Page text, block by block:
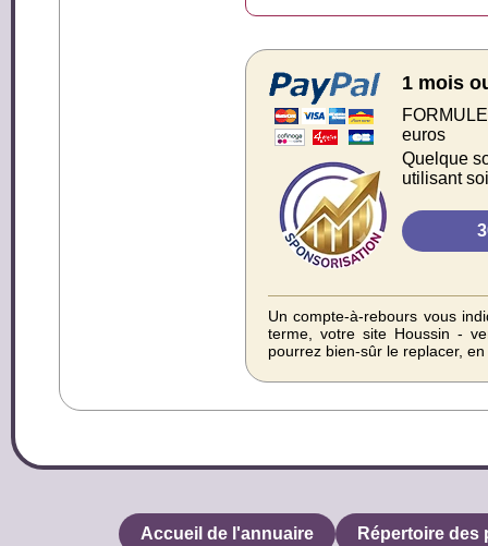
1 mois
euros
Quelque
utilisant
Un compte-à-rebours vous
terme, votre site Houssin -
pourrez bien-sûr le replacer,
Accueil de l'annuaire Répertoire